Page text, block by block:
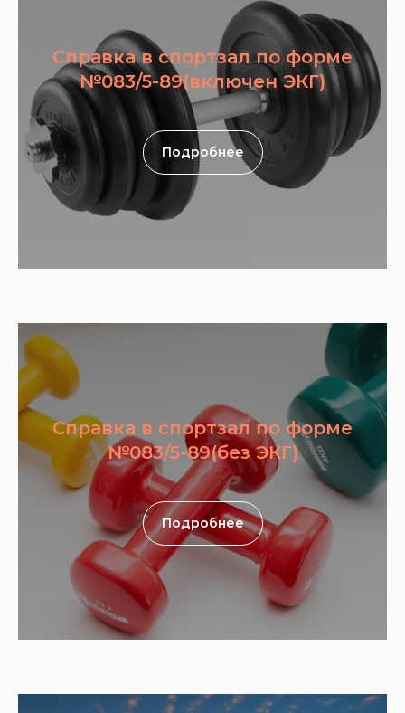
Справка в спортзал по форме
№083/5-89(включен ЭКГ)
Подробнее
Справка в спортзал по форме
№083/5-89(без ЭКГ)
Подробнее